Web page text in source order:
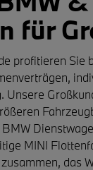
für
profitieren Sie
Unsere
BMW
MINI
das